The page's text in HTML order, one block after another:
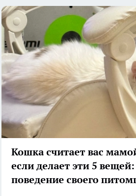
Кошка считает вас
если делает эти 5
поведение своего